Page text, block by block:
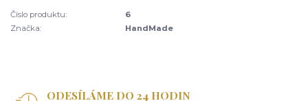
Číslo produktu:
6
Značka:
HandMade
ODESÍLÁME DO 24 HODIN